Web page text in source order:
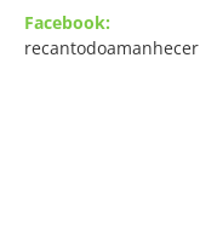
Facebook:
recantodoamanhecer